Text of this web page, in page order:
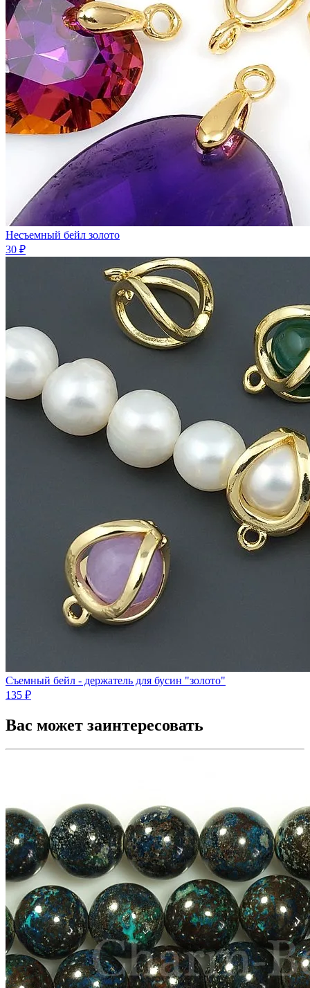
Несъемный бейл золото
30 ₽
Съемный бейл - держатель для бусин "золото"
135 ₽
Вас может заинтересовать